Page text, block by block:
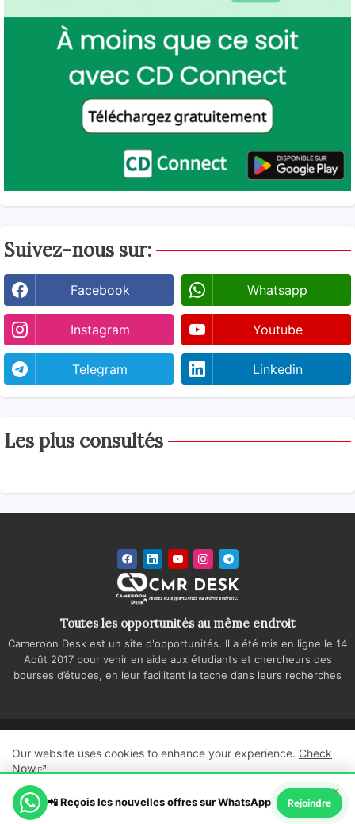
Suivez-nous sur:
Facebook Whatsapp
Instagram Youtube
Telegram Linkedin
Les plus consultés
Toutes les opportunités au même endroit
Cameroon Desk est un site d'opportunités. Il a été mis en ligne le 14
Août 2017 pour venir en aide aux étudiants et chercheurs des
bourses d’études, en leur facilitant la tache dans leurs recherches
Cameroon Desk
Politique de confidentialité
Regie publicitaire
Our website uses cookies to enhance your experience. Check
Now
Ok, Go it!
×
📲 Reçois les nouvelles offres sur WhatsApp Rejoindre